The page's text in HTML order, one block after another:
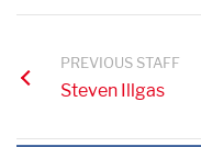
PREVIOUS STAFF
Steven Illgas